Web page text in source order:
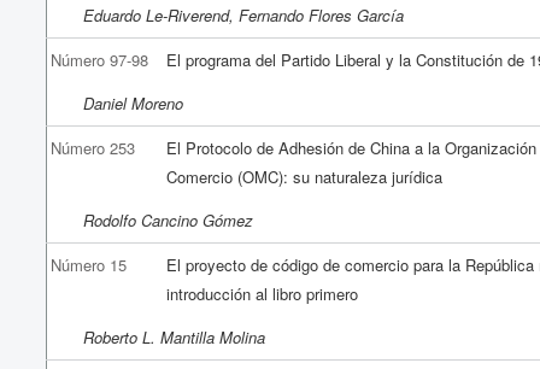
Eduardo Le-Riverend, Fernando Flores García
Número 97-98
El programa del Partido Liberal y la Constitución de
Daniel Moreno
Número 253
El Protocolo de Adhesión de China a la
Comercio (OMC): su naturaleza jurídica
Rodolfo Cancino Gómez
Número 15
El proyecto de código de comercio para la
introducción al libro primero
Roberto L. Mantilla Molina